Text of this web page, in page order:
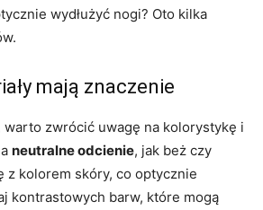
wydłużyć nogi? Oto kilka
mają znaczenie
warto zwrócić uwagę na kolorystykę i
neutralne odcienie, jak beż czy
z kolorem skóry, co optycznie
kontrastowych barw, które mogą